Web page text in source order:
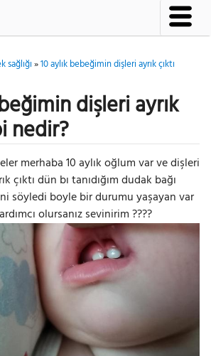
sağlığı»10 aylık bebeğimin dişleri ayrık çıktı
dişleri ayrık
nedir?
merhaba 10 aylık oğlum var ve dişleri
çıktı dün bı tanıdığım dudak bağı
söyledi boyle bir durumu yaşayan var
olursanız sevinirim ????